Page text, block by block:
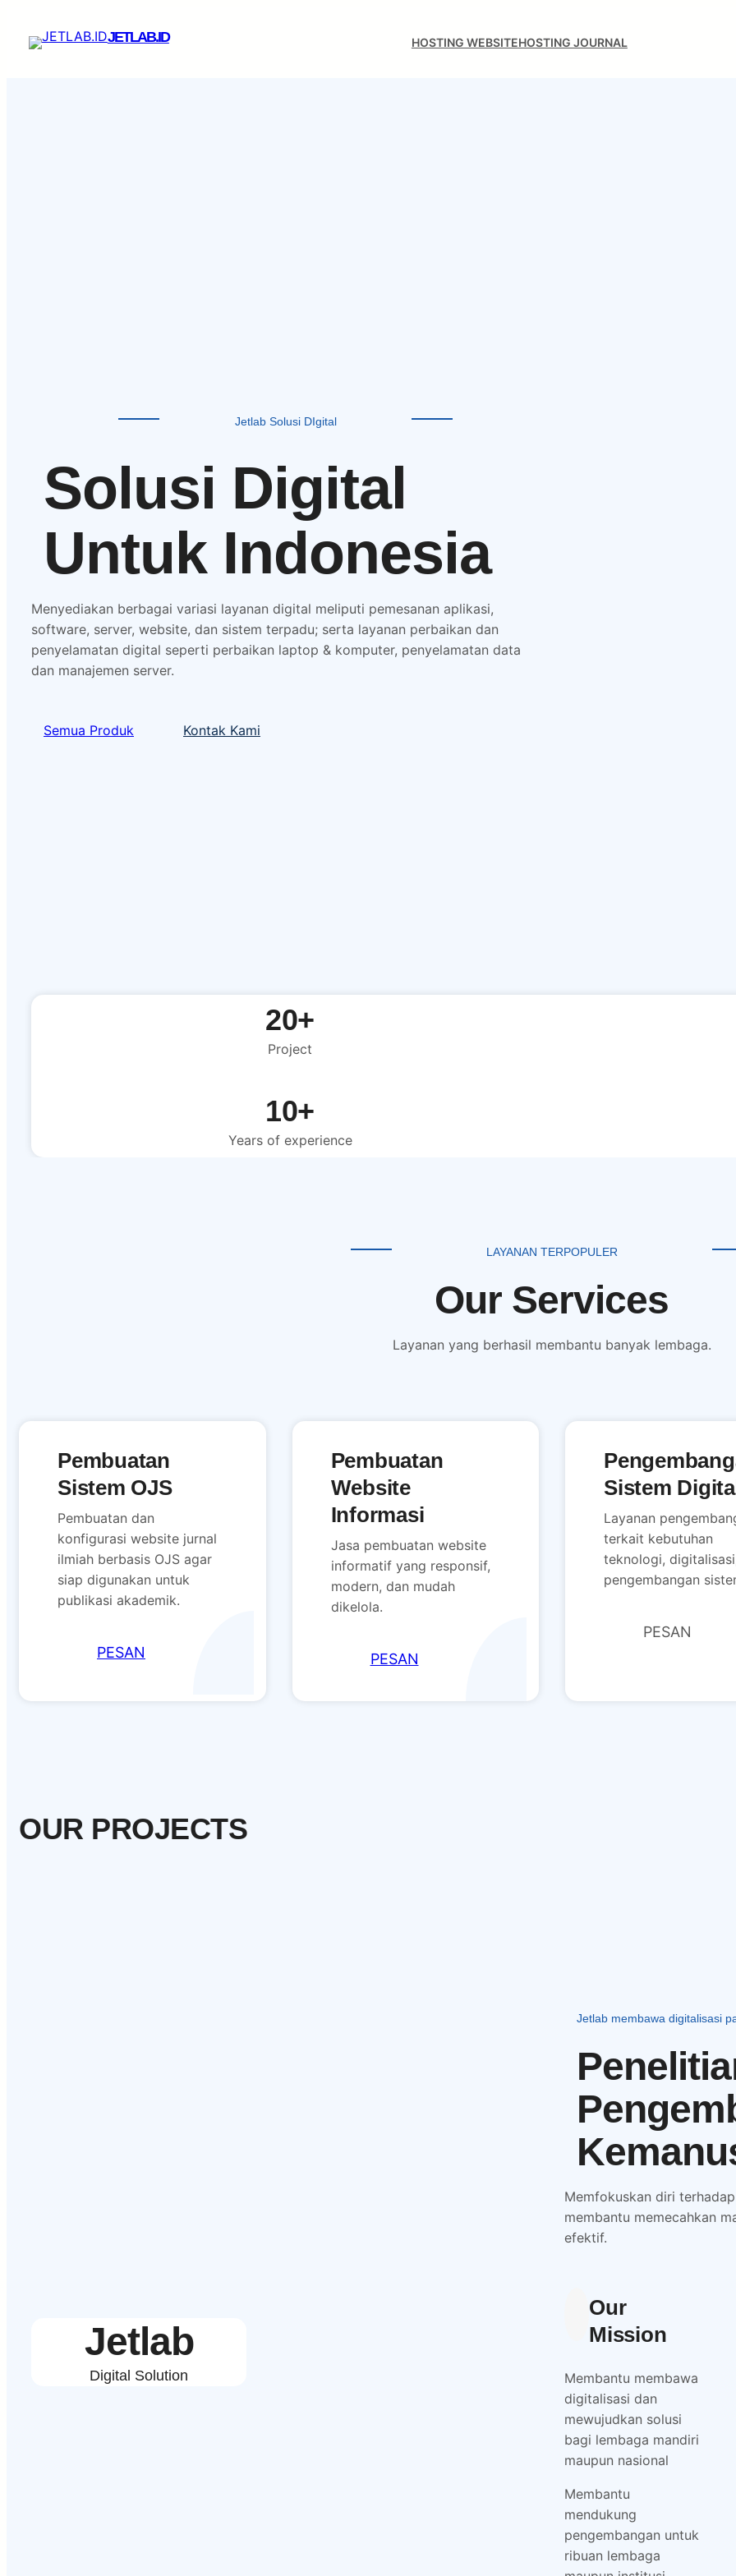
JETLAB.ID HOSTING WEBSITEHOSTING JOURNAL
Jetlab Solusi DIgital
Solusi Digital
Untuk Indonesia
Menyediakan berbagai variasi layanan digital meliputi pemesanan aplikasi,
software, server, website, dan sistem terpadu; serta layanan perbaikan dan
penyelamatan digital seperti perbaikan laptop & komputer, penyelamatan data
dan manajemen server.
Semua Produk Kontak Kami
20+
Project
10+
Years of experience
LAYANAN TERPOPULER
Our Services
Layanan yang berhasil membantu banyak lembaga.
Pembuatan
Sistem OJS
Pembuatan dan
konfigurasi website jurnal
ilmiah berbasis OJS agar
siap digunakan untuk
publikasi akademik.
PESAN
Pembuatan
Website
Informasi
Jasa pembuatan website
informatif yang responsif,
modern, dan mudah
dikelola.
PESAN
Sistem
Layanan
terkait kebutuhan
teknologi,
pengembangan
PESAN
OUR PROJECTS
Jetlab
Digital Solution
Jetlab membawa digitalisasi
Memfokuskan diri
membantu memecahkan
efektif.
Our
Mission
Membantu membawa
digitalisasi dan
mewujudkan solusi
bagi lembaga mandiri
maupun nasional
Membantu
mendukung
pengembangan untuk
ribuan lembaga